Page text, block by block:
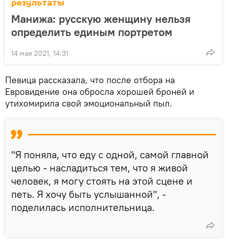
результаты
Манижа: русскую женщину нельзя
определить единым портретом
14 мая 2021, 14:31
Певица рассказала, что после отбора на
Евровидение она обросла хорошей броней и
утихомирила свой эмоциональный пыл.
"Я поняла, что еду с одной, самой главной
целью - насладиться тем, что я живой
человек, я могу стоять на этой сцене и
петь. Я хочу быть услышанной", -
поделилась исполнительница.